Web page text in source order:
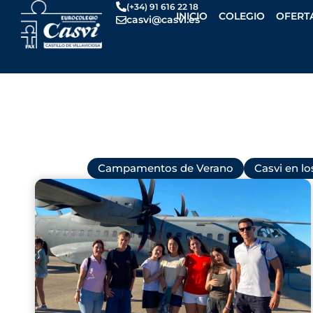
contenido
(+34) 91 616 22 18
casvi@casvi.es
INICIO COLEGIO
Campamentos de Verano Casvi en